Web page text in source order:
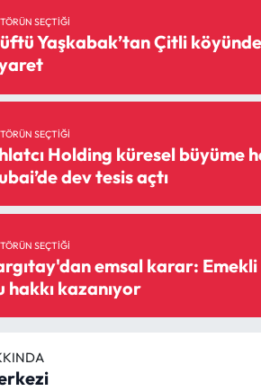
SEÇTIĞI
Yaşkabak’tan Çitli
SEÇTIĞI
Holding küresel büyüme
dev tesis açtı
SEÇTIĞI
emsal karar: Emekli
hakkı kazanıyor